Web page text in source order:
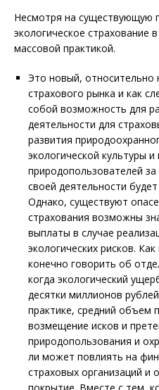
Несмотря на существующую
экологическое страхование
массовой практикой.
Это новый, относительно
страхового рынка и как
собой возможность для
деятельности для
развития
экологической культуры
природопользователей за
своей деятельности
Однако, существуют
страхования возможны
выплаты в случае
экологических рисков.
конечно говорить об
когда экологический
десятки миллионов
практике, средний объем
возмещение исков и
природопользования и
ли может повлиять на
страховых организаций и